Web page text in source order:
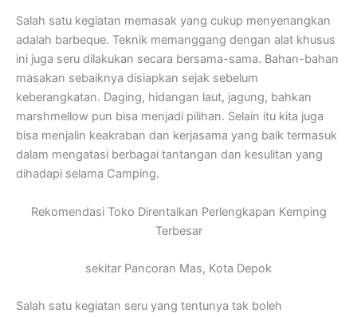
Salah satu kegiatan memasak yang cukup menyenangkan
adalah barbeque. Teknik memanggang dengan alat khusus
ini juga seru dilakukan secara bersama-sama. Bahan-bahan
masakan sebaiknya disiapkan sejak sebelum
keberangkatan. Daging, hidangan laut, jagung, bahkan
marshmellow pun bisa menjadi pilihan. Selain itu kita juga
bisa menjalin keakraban dan kerjasama yang baik termasuk
dalam mengatasi berbagai tantangan dan kesulitan yang
dihadapi selama Camping.
Rekomendasi Toko Direntalkan Perlengkapan Kemping
Terbesar
sekitar Pancoran Mas, Kota Depok
Salah satu kegiatan seru yang tentunya tak boleh